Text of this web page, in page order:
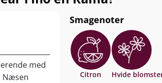
med
Næsen
Smagenoter
Citron Hvide